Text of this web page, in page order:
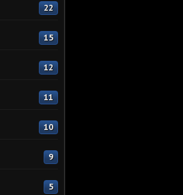
22
15
12
11
10
9
5